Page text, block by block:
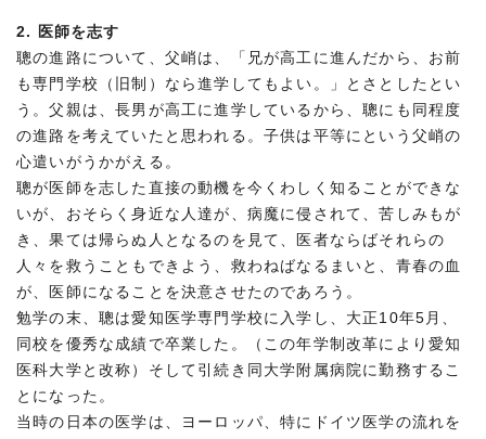
2.
医師を志す
聰の進路について、父峭は、「兄が高工に進んだから、お前
も専門学校（旧制）なら進学してもよい。」とさとしたとい
う。父親は、長男が高工に進学しているから、聰にも同程度
の進路を考えていたと思われる。子供は平等にという父峭の
心遣いがうかがえる。
聰が医師を志した直接の動機を今くわしく知ることができな
いが、おそらく身近な人達が、病魔に侵されて、苦しみもが
き、果ては帰らぬ人となるのを見て、医者ならばそれらの
人々を救うこともできよう、救わねばなるまいと、青春の血
が、医師になることを決意させたのであろう。
勉学の末、聰は愛知医学専門学校に入学し、大正10年5月、
同校を優秀な成績で卒業した。（この年学制改革により愛知
医科大学と改称）そして引続き同大学附属病院に勤務するこ
とになった。
当時の日本の医学は、ヨーロッパ、特にドイツ医学の流れを